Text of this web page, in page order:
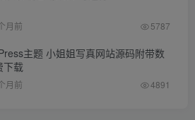
月前 5787
主题 小姐姐写真网站源码附带数
下载
月前 4891